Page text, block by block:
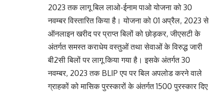
2023 तक लागू बिल लाओ-ईनाम पाओ योजना को 30
नवम्बर विस्तारित किया है। योजना को 01 अप्रैल, 2023 से
ऑनलाइन खरीद पर प्राप्त बिलों को छोड़कर, जीएसटी के
अंतर्गत समस्त कराधेय वस्तुओं तथा सेवाओं के विरुद्ध जारी
बी2सी बिलों पर लागू किया गया है। इसके अंतर्गत 30
नवम्बर, 2023 तक BLIP एप पर बिल अपलोड करने वाले
ग्राहकों को मासिक पुरस्कारों के अंतर्गत 1500 पुरस्कार दिए